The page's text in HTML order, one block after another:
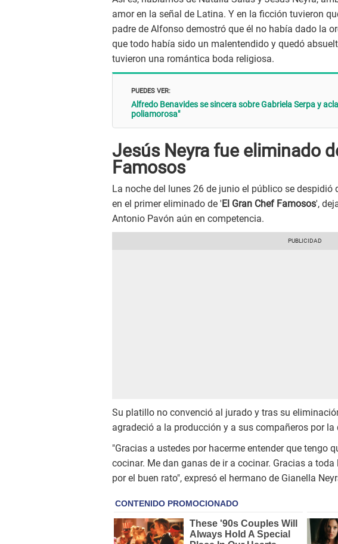
amor en la señal de Latina. Y en la ficción tuvieron
padre de Alfonso demostró que él no había dado la
que todo había sido un malentendido y quedó
tuvieron una romántica boda religiosa.
PUEDES VER:
Alfredo Benavides se sincera sobre Gabriela Serpa y
poliamorosa"
Jesús Neyra fue eliminado
Famosos
La noche del lunes 26 de junio el público se despidió
en el primer eliminado de ' El Gran Chef Famosos',
Antonio Pavón aún en competencia.
Su platillo no convenció al jurado y tras su
agradeció a la producción y a sus compañeros por la
"Gracias a ustedes por hacerme entender que tengo
cocinar. Me dan ganas de ir a cocinar. Gracias a
por el buen rato", expresó el hermano de Gianella